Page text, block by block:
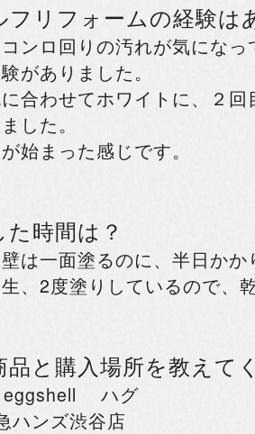
フリフォームの経験は
ンロ回りの汚れが気にな
がありました。
合わせてホワイトに、２
した。
始まった感じです。
時間は？
は一面塗るのに、半日か
、2度塗りしているので、
品と購入場所を教えて
eggshell ハグ
ハンズ渋谷店